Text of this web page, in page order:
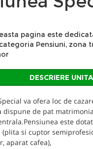
pagina este
Pensiuni,
DESCRIERE
va ofera loc de
dispune de pat
este
si cuptor
aparat cafea),